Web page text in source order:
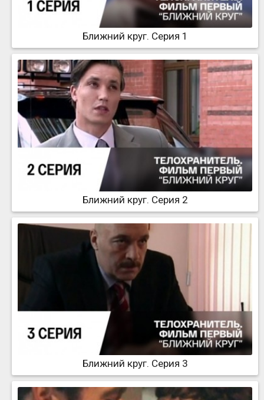
Ближний круг. Серия 1
Ближний круг. Серия 2
Ближний круг. Серия 3